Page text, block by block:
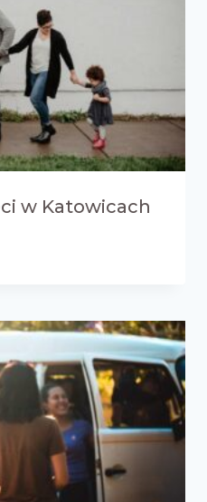
w Katowicach